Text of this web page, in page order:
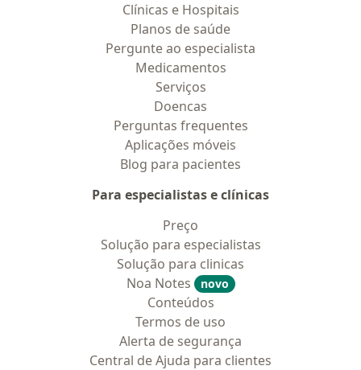
Clínicas e Hospitais
Planos de saúde
Pergunte ao especialista
Medicamentos
Serviços
Doencas
Perguntas frequentes
Aplicações móveis
Blog para pacientes
Para especialistas e clínicas
Preço
Solução para especialistas
Solução para clinicas
Noa Notes
novo
Conteúdos
Termos de uso
Alerta de segurança
Central de Ajuda para clientes